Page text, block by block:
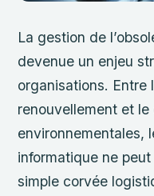
La gestion de
devenue un enjeu
organisations. Entre
renouvellement et
environnementales,
informatique ne
simple corvée